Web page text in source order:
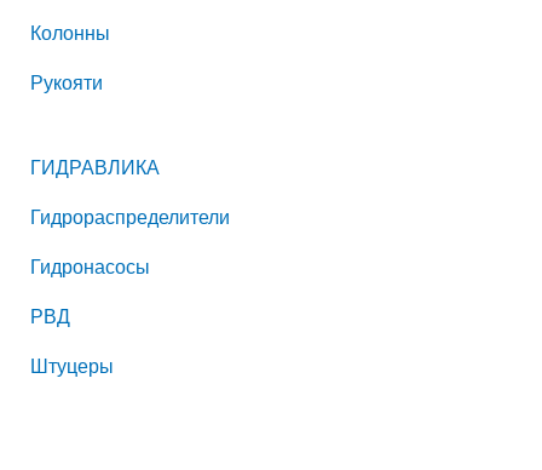
Колонны
Рукояти
ГИДРАВЛИКА
Гидрораспределители
Гидронасосы
РВД
Штуцеры